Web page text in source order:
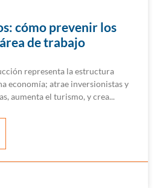
cómo prevenir los
de trabajo
representa la estructura
economía; atrae inversionistas y
aumenta el turismo, y crea